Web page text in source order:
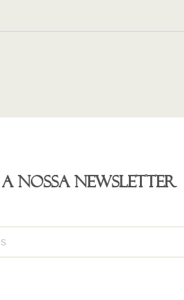
a nossa newsletter